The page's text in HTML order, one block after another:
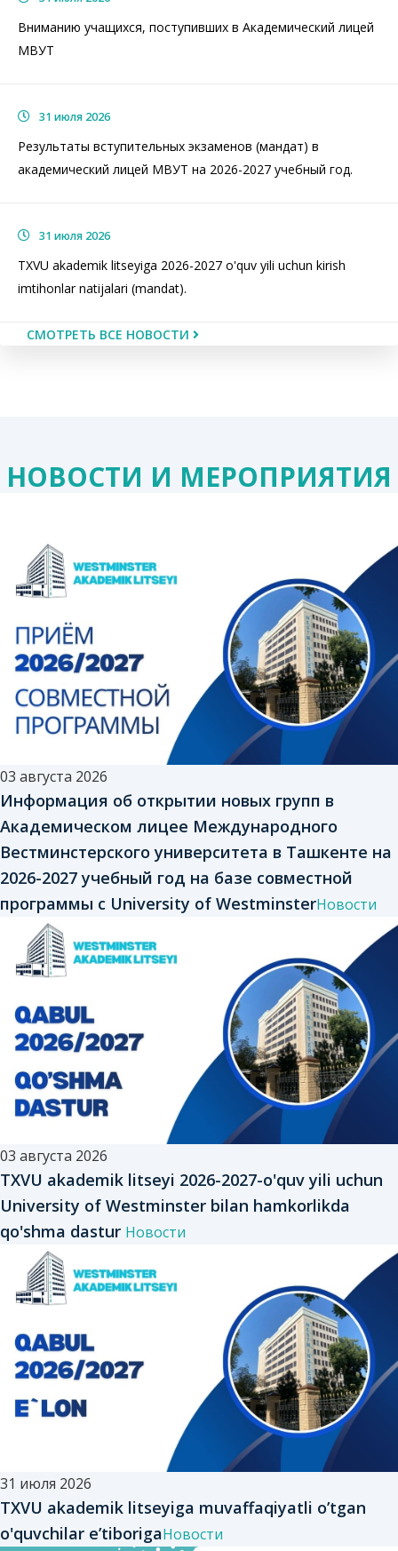
Вниманию учащихся, поступивших в Академический лицей
МВУТ
31 июля 2026
Результаты вступительных экзаменов (мандат) в
академический лицей МВУТ на 2026-2027 учебный год.
31 июля 2026
TXVU akademik litseyiga 2026-2027 o'quv yili uchun kirish
imtihonlar natijalari (mandat).
СМОТРЕТЬ ВСЕ НОВОСТИ
НОВОСТИ И МЕРОПРИЯТИЯ
03 августа 2026
Информация об открытии новых групп в
Академическом лицее Международного
Вестминстерского университета в Ташкенте на
2026-2027 учебный год на базе совместной
программы с University of WestminsterНовости
03 августа 2026
TXVU akademik litseyi 2026-2027-o'quv yili uchun
University of Westminster bilan hamkorlikda
qo'shma dastur Новости
31 июля 2026
TXVU akademik litseyiga muvaffaqiyatli o’tgan
o'quvchilar e’tiborigaНовости